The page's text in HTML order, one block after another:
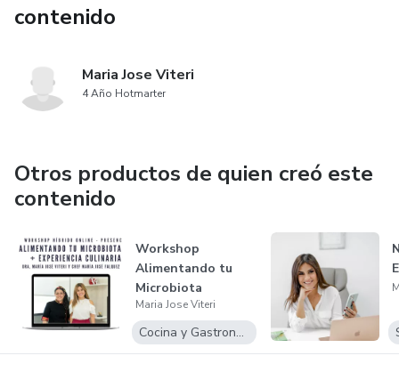
contenido
Maria Jose Viteri
4 Año Hotmarter
Otros productos de quien creó este
contenido
Workshop
Alimentando tu
Microbiota
Maria Jose Viteri
Cocina y Gastronomía